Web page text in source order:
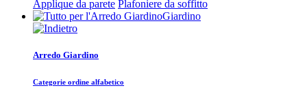
Applique da parete Plafoniere da soffitto
Giardino
Arredo Giardino
Categorie ordine alfabetico